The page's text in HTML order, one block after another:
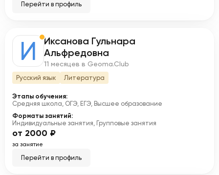
Перейти в профиль
И
Иксанова Гульнара
Альфредовна
11 месяцев в Geoma.Club
Русский язык Литература
Этапы обучения:
Средняя школа, ОГЭ, ЕГЭ, Высшее образование
Форматы занятий:
Индивидуальные занятия, Групповые занятия
от 2000 ₽
за занятие
Перейти в профиль